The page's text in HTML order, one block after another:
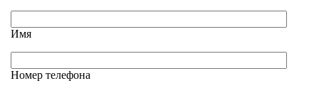
Имя
Номер телефона